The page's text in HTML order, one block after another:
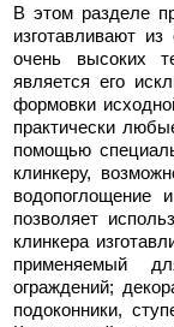
В этом разделе
изготавливают
очень высоких
является его
формовки
практически
помощью
клинкеру,
водопоглощение
позволяет
клинкера
применяемый
ограждений;
подоконники,